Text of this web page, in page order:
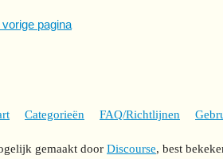
pagina
Categorieën FAQ/Richtlijnen
gemaakt door Discourse, best